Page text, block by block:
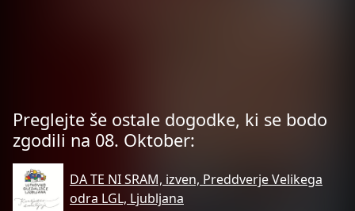
Preglejte še ostale dogodke, ki se bodo
zgodili na 08. Oktober:
DA TE NI SRAM, izven, Preddverje Velikega
odra LGL, Ljubljana